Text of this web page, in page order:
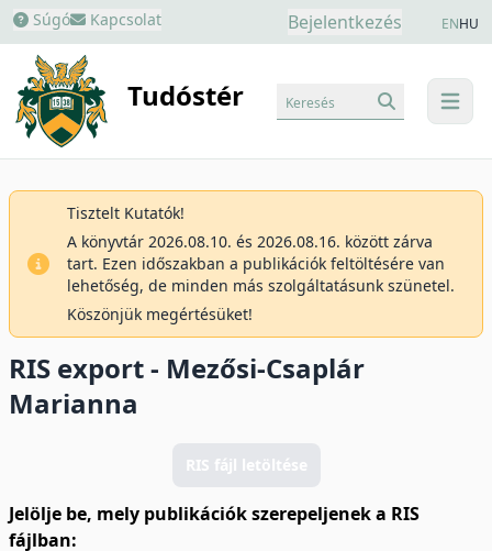
Súgó Kapcsolat Bejelentkezés ENHU
Tudóstér menu
Keresés
Tisztelt Kutatók!
A könyvtár 2026.08.10. és 2026.08.16. között zárva
tart. Ezen időszakban a publikációk feltöltésére van
lehetőség, de minden más szolgáltatásunk szünetel.
Köszönjük megértésüket!
RIS export - Mezősi-Csaplár
Marianna
RIS fájl letöltése
Jelölje be, mely publikációk szerepeljenek a RIS
fájlban: